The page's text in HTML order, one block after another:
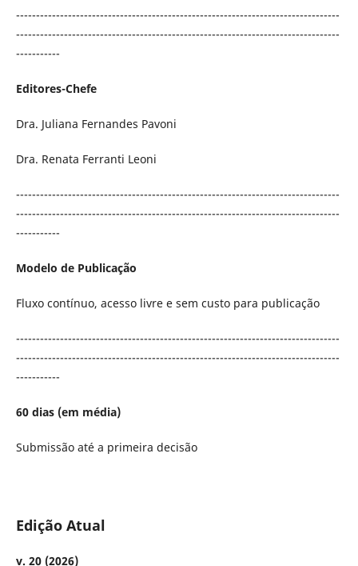
---------------------------------------------------------------------------------
---------------------------------------------------------------------------------
-----------
Editores-Chefe
Dra. Juliana Fernandes Pavoni
Dra. Renata Ferranti Leoni
---------------------------------------------------------------------------------
---------------------------------------------------------------------------------
-----------
Modelo de Publicação
Fluxo contínuo, acesso livre e sem custo para publicação
---------------------------------------------------------------------------------
---------------------------------------------------------------------------------
-----------
60 dias (em média)
Submissão até a primeira decisão
Edição Atual
v. 20 (2026)